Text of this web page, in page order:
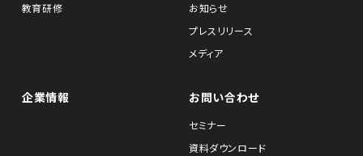
教育研修
お知らせ
プレスリリース
メディア
企業情報 お問い合わせ
セミナー
資料ダウンロード